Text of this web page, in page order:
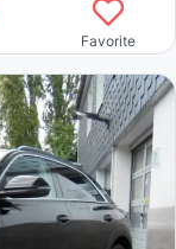
Favorite